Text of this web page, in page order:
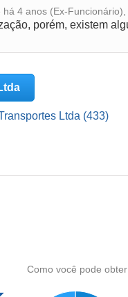
4 anos (Ex-Funcionário),
Ltda (433)
Como você pode